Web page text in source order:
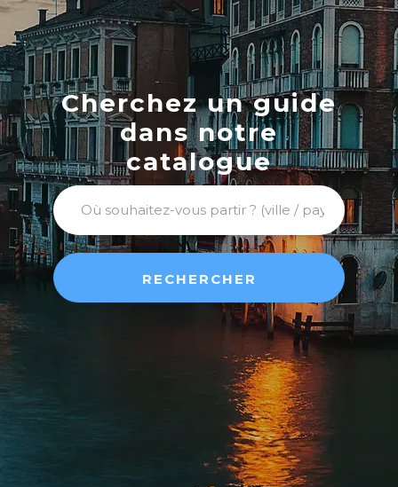
Cherchez un guide
dans notre
catalogue
RECHERCHER